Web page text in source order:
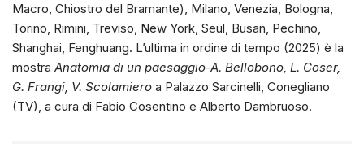
Macro, Chiostro del Bramante), Milano, Venezia, Bologna,
Torino, Rimini, Treviso, New York, Seul, Busan, Pechino,
Shanghai, Fenghuang. L’ultima in ordine di tempo (2025) è la
mostra Anatomia di un paesaggio-A. Bellobono, L. Coser,
G. Frangi, V. Scolamiero a Palazzo Sarcinelli, Conegliano
(TV), a cura di Fabio Cosentino e Alberto Dambruoso.